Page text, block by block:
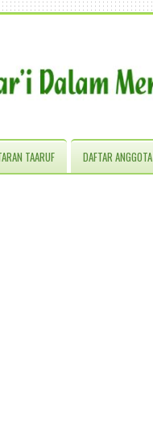
TAARUF DAFTAR